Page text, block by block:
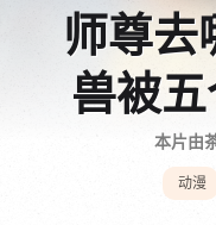
师尊去
兽被
本片由
动漫